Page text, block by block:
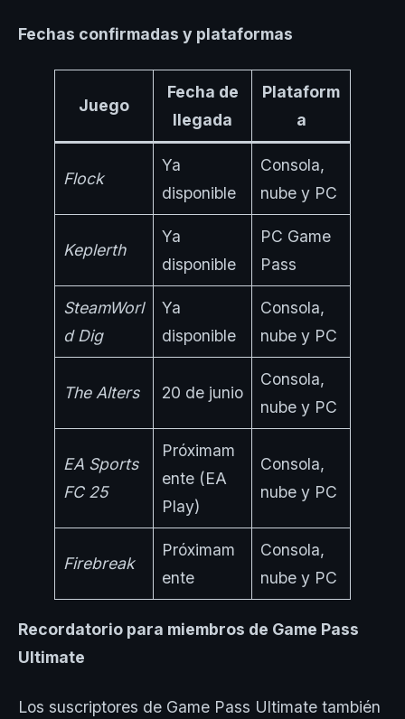
Fechas confirmadas y plataformas
Juego
Fecha de
llegada
Plataform
a
Flock
Ya
disponible
Consola,
nube y PC
Keplerth
Ya
disponible
PC Game
Pass
SteamWorl
d Dig
Ya
disponible
Consola,
nube y PC
The Alters 20 de junio
Consola,
nube y PC
EA Sports
FC 25
Próximam
ente (EA
Play)
Consola,
nube y PC
Firebreak
Próximam
ente
Consola,
nube y PC
Recordatorio para miembros de Game Pass
Ultimate
Los suscriptores de Game Pass Ultimate también